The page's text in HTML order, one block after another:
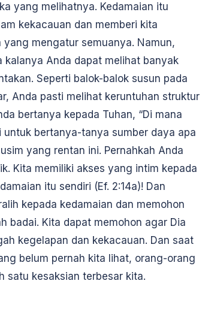
yang melihatnya. Kedamaian itu
kekacauan dan memberi kita
mengatur semuanya. Namun,
kalanya Anda dapat melihat banyak
Seperti balok-balok susun pada
Anda pasti melihat keruntuhan struktur
bertanya kepada Tuhan, “Di mana
untuk bertanya-tanya sumber daya apa
yang rentan ini. Pernahkah Anda
Kita memiliki akses yang intim kepada
itu sendiri (Ef. 2:14a)! Dan
kepada kedamaian dan memohon
badai. Kita dapat memohon agar Dia
kegelapan dan kekacauan. Dan saat
belum pernah kita lihat, orang-orang
satu kesaksian terbesar kita.